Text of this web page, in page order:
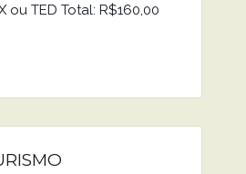
ou TED Total: R$160,00